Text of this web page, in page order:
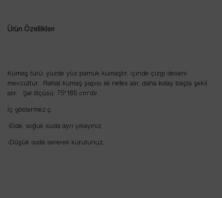
Ürün Özellikleri
Kumaş türü: yüzde yüz pamuk kumaştır, içinde çizgi deseni
mevcuttur. Rahat kumaş yapısı ile nefes alır, daha kolay başta şekil
alır. Şal ölçüsü: 75*185 cm'dir.
İç göstermez.ç.
-Elde, soğuk suda ayrı yıkayınız.
-Düşük ısıda sererek kurutunuz.